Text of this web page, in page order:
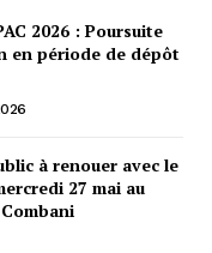
2026 : Poursuite
en période de dépôt
à renouer avec le
27 mai au